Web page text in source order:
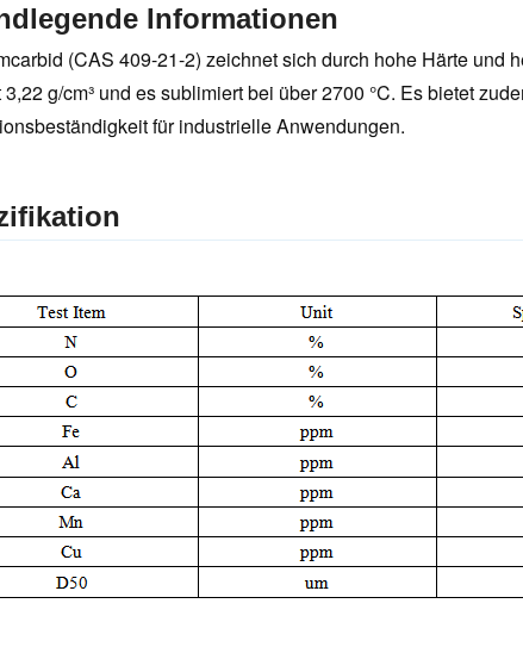
Informationen
(CAS 409-21-2) zeichnet sich durch hohe Härte und
3,22 g/cm³ und es sublimiert bei über 2700 °C. Es bietet
für industrielle Anwendungen.